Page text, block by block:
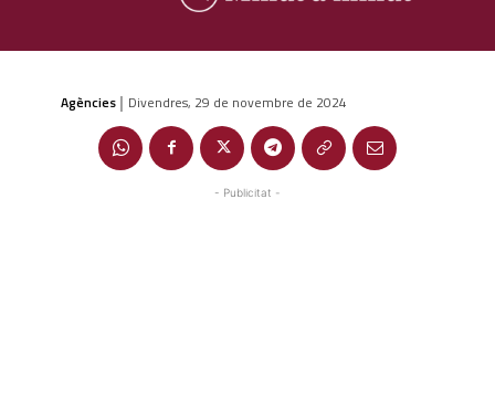
Agències | Divendres, 29 de novembre de 2024
- Publicitat -